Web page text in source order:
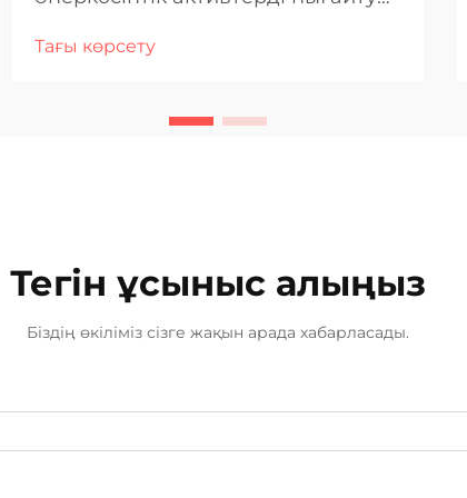
күнделікті әрі жылдам коррозияға,
ұшырайтын қатты ортада жұмыс
Тағы көрсету
Тегін ұсыныс алыңыз
Біздің өкіліміз сізге жақын арада хабарласады.